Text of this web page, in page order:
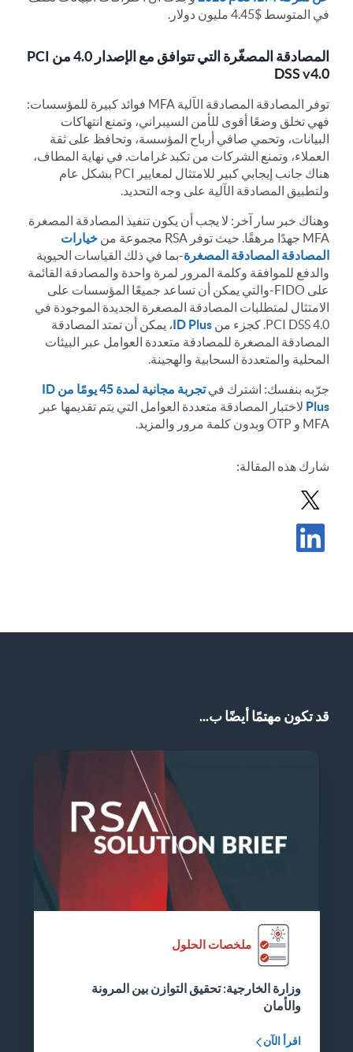
في المتوسط $4.45 مليون دولار.
المصادقة المصغّرة التي تتوافق مع الإصدار 4.0 من PCI
DSS v4.0
توفر المصادقة المصادقة الآلية MFA فوائد كبيرة للمؤسسات:
فهي تخلق وضعًا أقوى للأمن السيبراني، وتمنع انتهاكات
البيانات، وتحمي صافي أرباح المؤسسة، وتحافظ على ثقة
العملاء، وتمنع الشركات من تكبد غرامات. في نهاية المطاف،
هناك جانب إيجابي كبير للامتثال لمعايير PCI بشكل عام
ولتطبيق المصادقة الآلية على وجه التحديد.
وهناك خبر سار آخر: لا يجب أن يكون تنفيذ المصادقة المصغرة
MFA جهدًا مرهقًا. حيث توفر RSA مجموعة من
خيارات
المصادقة المصادقة المصغرة-بما في ذلك القياسات الحيوية
والدفع للموافقة وكلمة المرور لمرة واحدة والمصادقة القائمة
على FIDO-والتي يمكن أن تساعد جميعًا المؤسسات على
الامتثال لمتطلبات المصادقة المصغرة الجديدة الموجودة في
PCI DSS 4.0. كجزء من
ID Plus، يمكن أن تمتد المصادقة
المصادقة المصغرة للمصادقة متعددة العوامل عبر البيئات
المحلية والمتعددة السحابية والهجينة.
جرّبه بنفسك: اشترك في
تجربة مجانية لمدة 45 يومًا من ID
Plus لاختبار المصادقة متعددة العوامل التي يتم تقديمها عبر
MFA و OTP وبدون كلمة مرور والمزيد.
شارك هذه المقالة:
مشاركة المشاركة في X
قد تكون مهتمًا أيضًا ب...
ملخصات الحلول
وزارة الخارجية: تحقيق التوازن بين المرونة
والأمان
اقرأ الآن